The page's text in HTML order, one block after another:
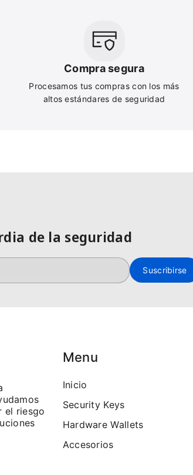
Compra segura
Procesamos tus compras con los más
altos estándares de seguridad
de la seguridad
Suscribirse
el riesgo
Menu
Inicio
Security Keys
Hardware Wallets
Accesorios